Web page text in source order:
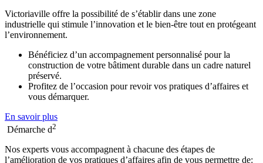
Victoriaville offre la possibilité de s’établir dans une zone
industrielle qui stimule l’innovation et le bien-être tout en protégeant
l’environnement.
Bénéficiez d’un accompagnement personnalisé pour la
construction de votre bâtiment durable dans un cadre naturel
préservé.
Profitez de l’occasion pour revoir vos pratiques d’affaires et
vous démarquer.
En savoir plus
Démarche d2
Nos experts vous accompagnent à chacune des étapes de
l’amélioration de vos pratiques d’affaires afin de vous permettre de: